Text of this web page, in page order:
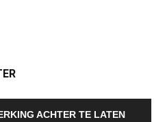
ACHTER TE LATEN